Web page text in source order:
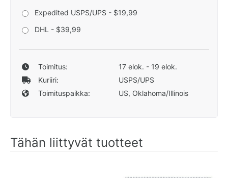
Expedited USPS/UPS - $19,99
DHL - $39,99
Toimitus:
17 elok. - 19 elok.
Kuriiri:
USPS/UPS
Toimituspaikka:
US, Oklahoma/Illinois
Tähän liittyvät tuotteet